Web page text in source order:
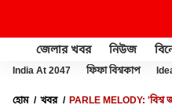
জেলার খবর নিউজ
India At 2047 ফিফা বিশ্বকাপ
হোম খবর
PARLE MELODY: 'বিশ্ব